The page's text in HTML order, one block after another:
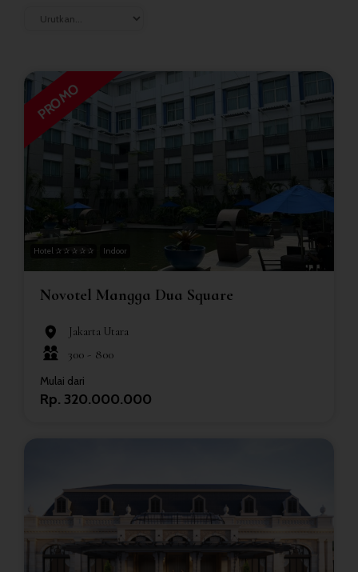
PROMO
Hotel ✰ ✰ ✰ ✰ ✰ Indoor
Novotel Mangga Dua Square
Jakarta Utara
300 - 800
Mulai dari
Rp. 320.000.000